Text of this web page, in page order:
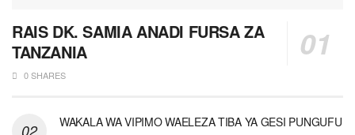
RAIS DK. SAMIA ANADI FURSA ZA
TANZANIA
0 SHARES
WAKALA WA VIPIMO WAELEZA TIBA YA GESI PUNGUFU